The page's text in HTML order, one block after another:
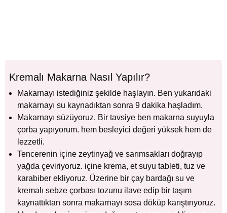
Kremalı Makarna Nasıl Yapılır?
Makarnayı istediğiniz şekilde haşlayın. Ben yukarıdaki
makarnayı su kaynadıktan sonra 9 dakika haşladım.
Makarnayı süzüyoruz. Bir tavsiye ben makarna suyuyla
çorba yapıyorum. hem besleyici değeri yüksek hem de
lezzetli.
Tencerenin içine zeytinyağ ve sarımsakları doğrayıp
yağda çeviriyoruz. içine krema, et suyu tableti, tuz ve
karabiber ekliyoruz. Üzerine bir çay bardağı su ve
kremalı sebze çorbası tozunu ilave edip bir taşım
kaynattıktan sonra makarnayı sosa döküp karıştırıyoruz.